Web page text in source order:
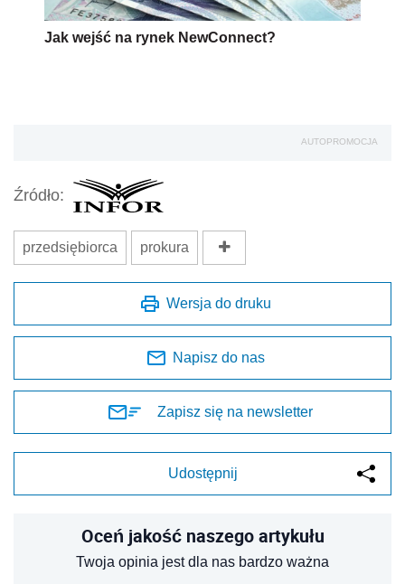
Jak wejść na rynek NewConnect?
AUTOPROMOCJA
Źródło:
przedsiębiorca prokura
Wersja do druku
Napisz do nas
Zapisz się na newsletter
Udostępnij
Oceń jakość naszego artykułu
Twoja opinia jest dla nas bardzo ważna